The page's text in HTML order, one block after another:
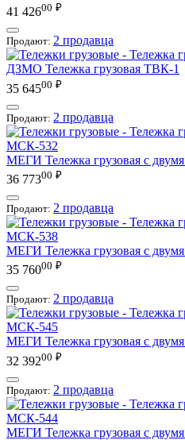
41 42600 ₽
Продают: 2 продавца
ДЗМО Тележка грузовая ТВК-1
35 64500 ₽
Продают: 2 продавца
МЕГИ Тележка грузовая с
36 77300 ₽
Продают: 2 продавца
МЕГИ Тележка грузовая с
35 76000 ₽
Продают: 2 продавца
МЕГИ Тележка грузовая с
32 39200 ₽
Продают: 2 продавца
МЕГИ Тележка грузовая с